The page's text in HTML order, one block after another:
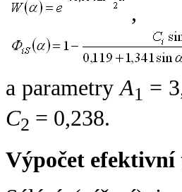
,
a parametryA1 =
C2 = 0,238.
Výpočet